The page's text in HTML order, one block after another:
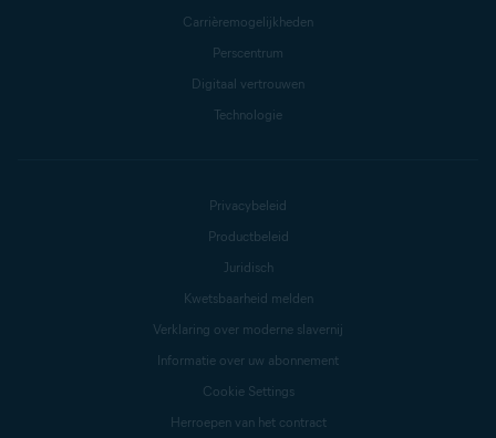
Carrièremogelijkheden
Perscentrum
Digitaal vertrouwen
Technologie
Privacybeleid
Productbeleid
Juridisch
Kwetsbaarheid melden
Verklaring over moderne slavernij
Informatie over uw abonnement
Cookie Settings
Herroepen van het contract